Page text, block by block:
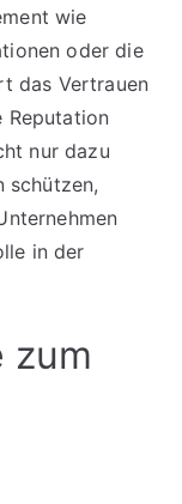
wie
oder die
das Vertrauen
Reputation
nur dazu
schützen,
in der
zum